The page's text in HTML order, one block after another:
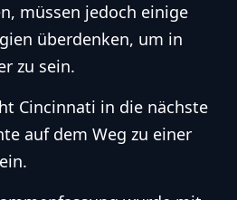
müssen jedoch einige
überdenken, um in
zu sein.
Cincinnati in die nächste
auf dem Weg zu einer